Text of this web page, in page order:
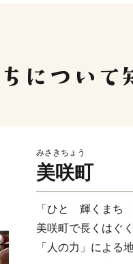
みさきちょう
美咲町
「ひと 輝くまち
美咲町で長くはぐ
「人の力」による